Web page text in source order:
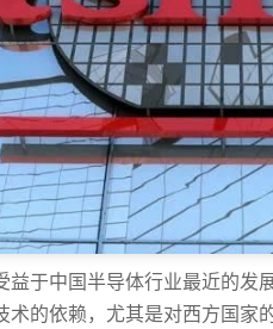
益于中国半导体行业最近的发
术的依赖，尤其是对西方国家